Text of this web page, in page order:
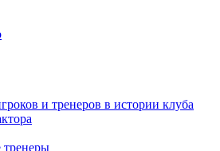
и тренеров в истории клуба
тренеры